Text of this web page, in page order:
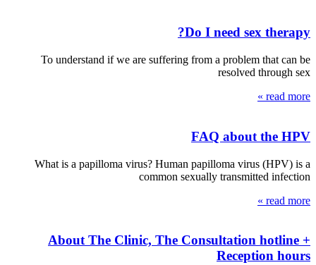
Do I need sex therapy?
To understand if we are suffering from a problem that can be
resolved through sex
read more »
FAQ about the HPV
What is a papilloma virus? Human papilloma virus (HPV) is a
common sexually transmitted infection
read more »
About The Clinic, The Consultation hotline +
Reception hours